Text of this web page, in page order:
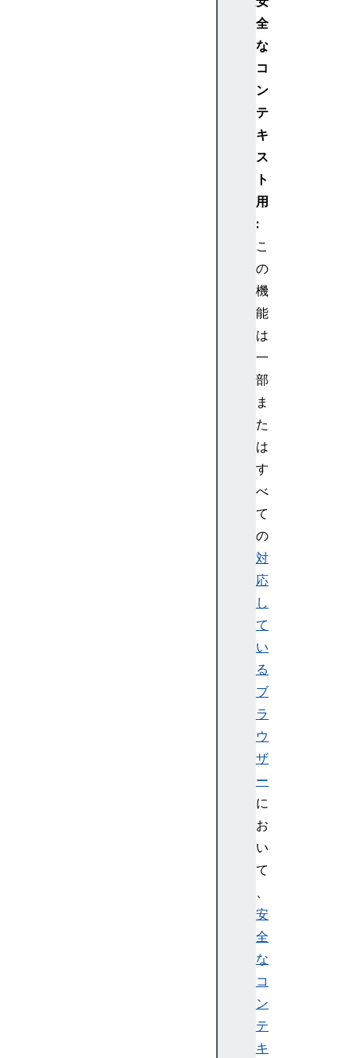
全
な
コ
ン
テ
キ
ス
ト
用
:
こ
の
機
能
は
一
部
ま
た
は
す
べ
て
の
対
応
し
て
い
る
ブ
ラ
ウ
ザ
ー
に
お
い
て
、
安
全
な
コ
ン
テ
キ